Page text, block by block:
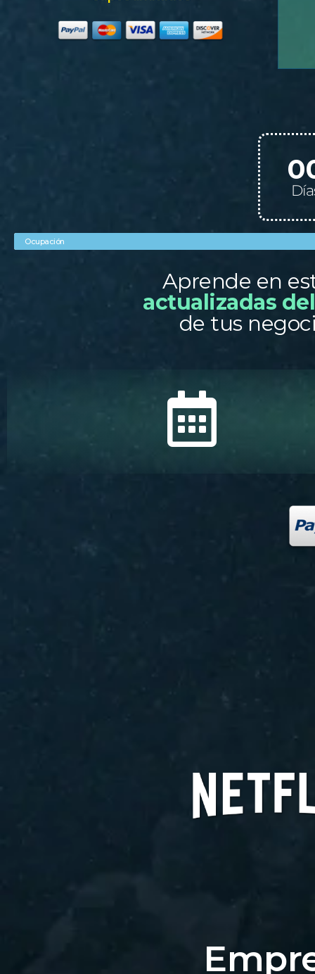
Ocupación
Aprende en
actualizadas
de tus